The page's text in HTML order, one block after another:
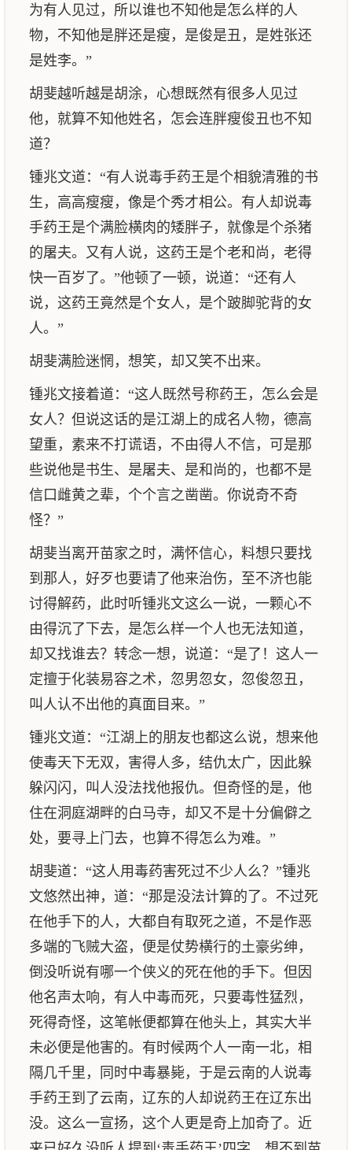
为有人见过，所以谁也不知他是怎么样的人
物，不知他是胖还是瘦，是俊是丑，是姓张还
是姓李。”
胡斐越听越是胡涂，心想既然有很多人见过
他，就算不知他姓名，怎会连胖瘦俊丑也不知
道？
锺兆文道：“有人说毒手药王是个相貌清雅的书
生，高高瘦瘦，像是个秀才相公。有人却说毒
手药王是个满脸横肉的矮胖子，就像是个杀猪
的屠夫。又有人说，这药王是个老和尚，老得
快一百岁了。”他顿了一顿，说道：“还有人
说，这药王竟然是个女人，是个跛脚驼背的女
人。”
胡斐满脸迷惘，想笑，却又笑不出来。
锺兆文接着道：“这人既然号称药王，怎么会是
女人？但说这话的是江湖上的成名人物，德高
望重，素来不打谎语，不由得人不信，可是那
些说他是书生、是屠夫、是和尚的，也都不是
信口雌黄之辈，个个言之凿凿。你说奇不奇
怪？”
胡斐当离开苗家之时，满怀信心，料想只要找
到那人，好歹也要请了他来治伤，至不济也能
讨得解药，此时听锺兆文这么一说，一颗心不
由得沉了下去，是怎么样一个人也无法知道，
却又找谁去？转念一想，说道：“是了！这人一
定擅于化装易容之术，忽男忽女，忽俊忽丑，
叫人认不出他的真面目来。”
锺兆文道：“江湖上的朋友也都这么说，想来他
使毒天下无双，害得人多，结仇太广，因此躲
躲闪闪，叫人没法找他报仇。但奇怪的是，他
住在洞庭湖畔的白马寺，却又不是十分偏僻之
处，要寻上门去，也算不得怎么为难。”
胡斐道：“这人用毒药害死过不少人么？”锺兆
文悠然出神，道：“那是没法计算的了。不过死
在他手下的人，大都自有取死之道，不是作恶
多端的飞贼大盗，便是仗势横行的土豪劣绅，
倒没听说有哪一个侠义的死在他的手下。但因
他名声太响，有人中毒而死，只要毒性猛烈，
死得奇怪，这笔帐便都算在他头上，其实大半
未必便是他害的。有时候两个人一南一北，相
隔几千里，同时中毒暴毙，于是云南的人说毒
手药王到了云南，辽东的人却说药王在辽东出
没。这么一宣扬，这个人更是奇上加奇了。近